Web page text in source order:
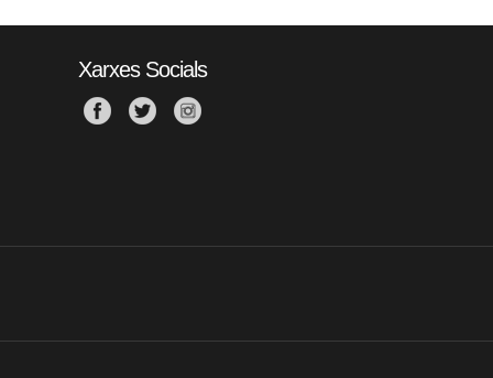
Xarxes Socials